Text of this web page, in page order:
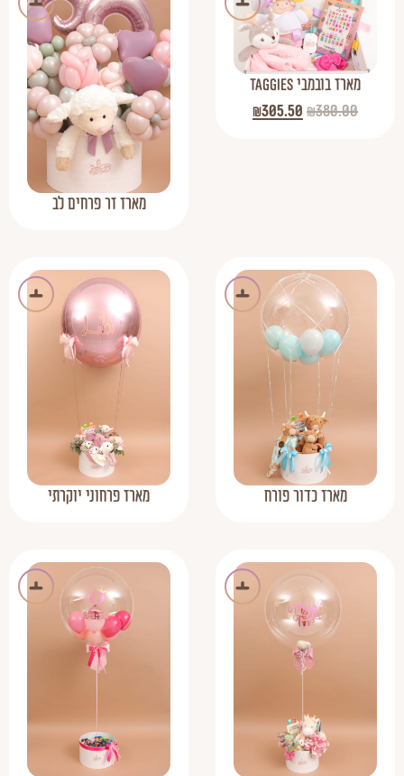
₪380.00
₪305.50
מארז בובמבי Taggies
מארז זר פרחים לב
מארז כדור פורח מארז פרחוני יוקרתי